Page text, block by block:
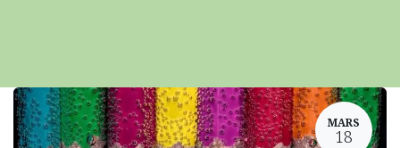
MARS
18